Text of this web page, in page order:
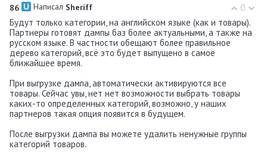
0
86 Написал Shеriff
Будут только категории, на английском языке (как и товары).
Партнеры готовят дампы баз более актуальными, а также на
русском языке. В частности обещают более правильное
дерево категорий, всё это будет выпущено в самое
ближайшее время.
При выгрузке дампа, автоматически активируются все
товары. Сейчас увы, нет нет возможности выбрать товары
каких-то определенных категорий, возможно, у наших
партнеров такая опция появится в будущем.
После выгрузки дампа вы можете удалить ненужные группы
категорий товаров.